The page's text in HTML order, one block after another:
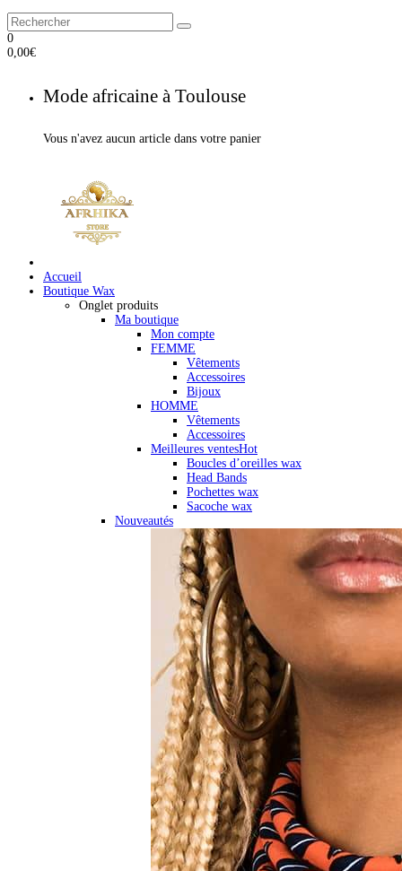
0
0,00€
Mode africaine à Toulouse
Vous n'avez aucun article dans votre panier
Accueil
Boutique Wax
Onglet produits
Ma boutique
Mon compte
FEMME
Vêtements
Accessoires
Bijoux
HOMME
Vêtements
Accessoires
Meilleures ventesHot
Boucles d’oreilles wax
Head Bands
Pochettes wax
Sacoche wax
Nouveautés